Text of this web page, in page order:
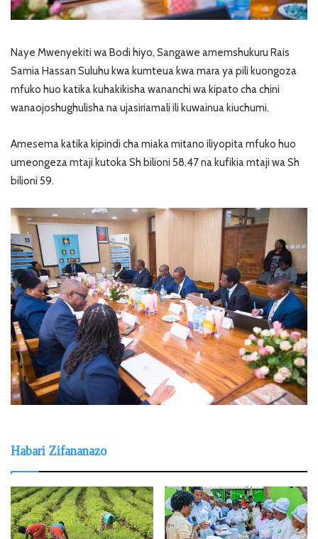
Naye Mwenyekiti wa Bodi hiyo, Sangawe amemshukuru Rais
Samia Hassan Suluhu kwa kumteua kwa mara ya pili kuongoza
mfuko huo katika kuhakikisha wananchi wa kipato cha chini
wanaojoshughulisha na ujasiriamali ili kuwainua kiuchumi.
Amesema katika kipindi cha miaka mitano iliyopita mfuko huo
umeongeza mtaji kutoka Sh bilioni 58.47 na kufikia mtaji wa Sh
bilioni 59.
Habari Zifananazo